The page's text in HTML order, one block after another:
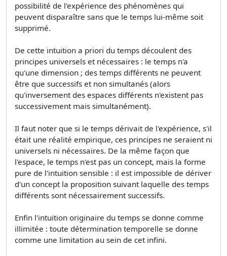
possibilité de l'expérience des phénomènes qui
peuvent disparaître sans que le temps lui-même soit
supprimé.
De cette intuition a priori du temps découlent des
principes universels et nécessaires : le temps n'a
qu'une dimension ; des temps différents ne peuvent
être que successifs et non simultanés (alors
qu'inversement des espaces différents n'existent pas
successivement mais simultanément).
Il faut noter que si le temps dérivait de l'expérience, s'il
était une réalité empirique, ces principes ne seraient ni
universels ni nécessaires. De la même façon que
l'espace, le temps n'est pas un concept, mais la forme
pure de l'intuition sensible : il est impossible de dériver
d'un concept la proposition suivant laquelle des temps
différents sont nécessairement successifs.
Enfin l'intuition originaire du temps se donne comme
illimitée : toute détermination temporelle se donne
comme une limitation au sein de cet infini.